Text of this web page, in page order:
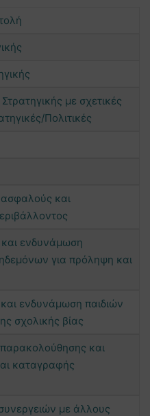
με σχετικές
Πολιτικές
και
ενδυνάμωση
για πρόληψη και
ενδυνάμωση παιδιών
σχολικής βίας
και
καταγραφής
με άλλους